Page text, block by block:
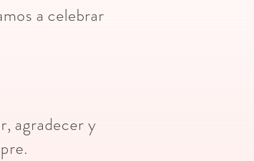
a celebrar
agradecer y